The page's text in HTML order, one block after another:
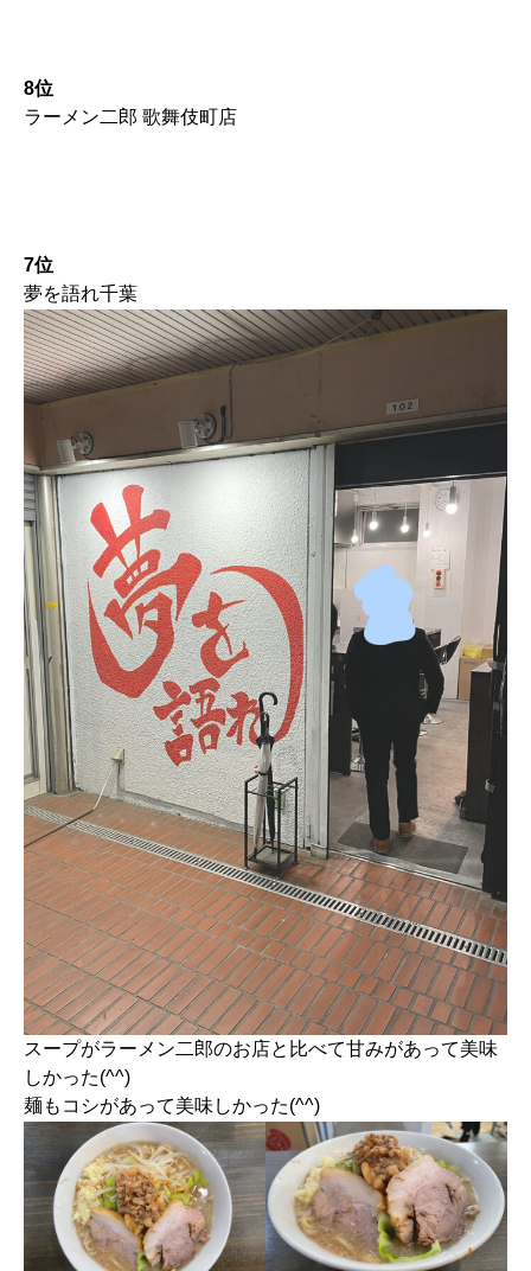
8位
ラーメン二郎 歌舞伎町店
7位
夢を語れ千葉
スープがラーメン二郎のお店と比べて甘みがあって美味
しかった(^^)
麺もコシがあって美味しかった(^^)